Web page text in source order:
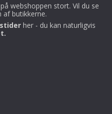
webshoppen stort. Vil du se
af butikkerne.
her - du kan naturligvis